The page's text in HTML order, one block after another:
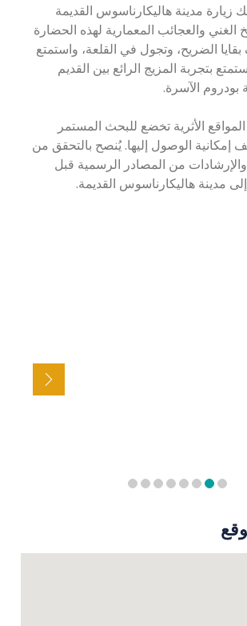
زيارة مدينة هاليكارناسوس القديمة
الغني والعجائب المعمارية لهذه الحضارة
الضريح، وتجول في القلعة، واستمتع
بتجربة المزيج الرائع بين القديم
الآسرة.
الأثرية تخضع للبحث المستمر
إمكانية الوصول إليها. يُنصح بالتحقق من
من المصادر الرسمية قبل
مدينة هاليكارناسوس القديمة.